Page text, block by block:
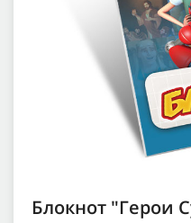
Блокнот "Герои